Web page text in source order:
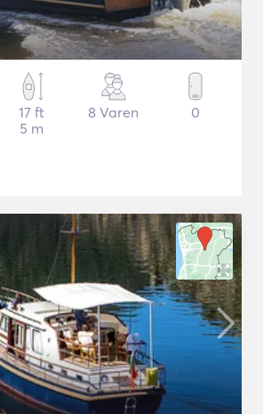
17 ft
5 m
8 Varen 0